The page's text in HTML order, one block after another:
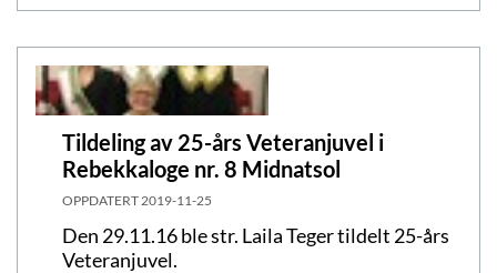
Tildeling av 25-års Veteranjuvel i
Rebekkaloge nr. 8 Midnatsol
OPPDATERT 2019-11-25
Den 29.11.16 ble str. Laila Teger tildelt 25-års
Veteranjuvel.